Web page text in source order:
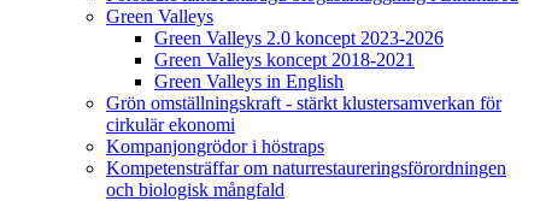
Green Valleys
Green Valleys 2.0 koncept 2023-2026
Green Valleys koncept 2018-2021
Green Valleys in English
Grön omställningskraft - stärkt klustersamverkan för
cirkulär ekonomi
Kompanjongrödor i höstraps
Kompetensträffar om naturrestaureringsförordningen
och biologisk mångfald